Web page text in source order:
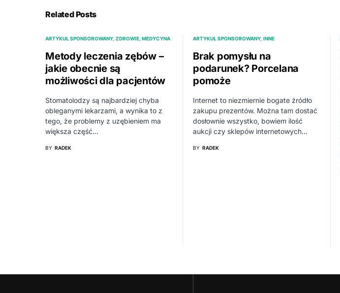
Related Posts
ARTYKUŁ SPONSOROWANY ZDROWIE, MEDYCYNA
Metody leczenia zębów –
jakie obecnie są
możliwości dla pacjentów
Stomatolodzy są najbardziej chyba
obleganymi lekarzami, a wynika to z
tego, że problemy z uzębieniem ma
większa część…
BY RADEK
ARTYKUŁ SPONSOROWANY INNE
Brak pomysłu na
podarunek? Porcelana
pomoże
Internet to niezmiernie bogate źródło
zakupu prezentów. Można tam dostać
dosłownie wszystko, bowiem ilość
aukcji czy sklepów internetowych…
BY RADEK